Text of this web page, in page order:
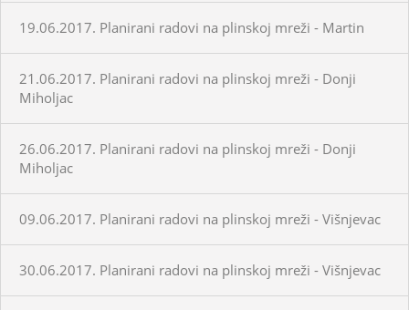
19.06.2017. Planirani radovi na plinskoj mreži - Martin
21.06.2017. Planirani radovi na plinskoj mreži - Donji
Miholjac
26.06.2017. Planirani radovi na plinskoj mreži - Donji
Miholjac
09.06.2017. Planirani radovi na plinskoj mreži - Višnjevac
30.06.2017. Planirani radovi na plinskoj mreži - Višnjevac